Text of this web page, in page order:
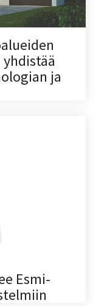
ja
Esmi-